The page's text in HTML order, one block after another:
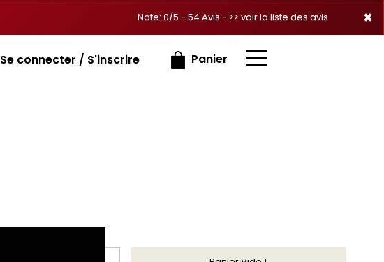
×
Note: 0/5 - 54 Avis - >> voir la liste des avis
Se connecter / S'inscrire Panier
×